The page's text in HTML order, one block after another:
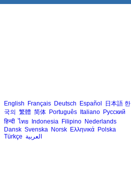
English Français Deutsch Español 日本語 한
국의 繁體 简体 Português Italiano Русский
हिन्दी ไทย Indonesia Filipino Nederlands
Dansk Svenska Norsk Ελληνικά Polska
Türkçe العربية